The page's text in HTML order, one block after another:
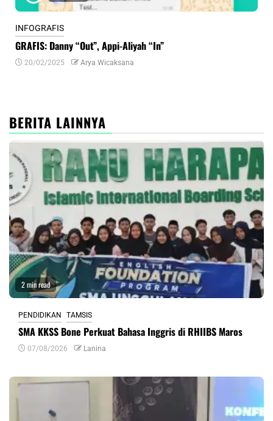
INFOGRAFIS
GRAFIS: Danny “Out”, Appi-Aliyah “In”
20/02/2025 Arya Wicaksana
BERITA LAINNYA
2 min read
PENDIDIKAN TAMSIS
SMA KKSS Bone Perkuat Bahasa Inggris di RHIIBS Maros
07/08/2026 Lanina